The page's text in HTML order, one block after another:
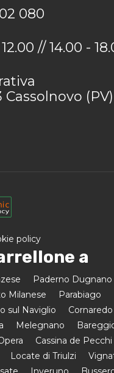
080
// 14.00 -
Cassolnovo (PV)
policy
a
Paderno Dugnano
Milanese Parabiago
sul Naviglio
Cornaredo
Melegnano
Cassina de Pecchi
Locate di Triulzi